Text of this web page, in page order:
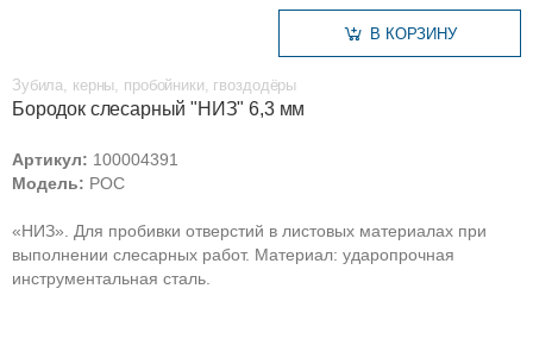
В КОРЗИНУ
Зубила, керны, пробойники, гвоздодёры
Бородок слесарный "НИЗ" 6,3 мм
Артикул: 100004391
Модель: РОС
«НИЗ». Для пробивки отверстий в листовых материалах при
выполнении слесарных работ. Материал: ударопрочная
инструментальная сталь.